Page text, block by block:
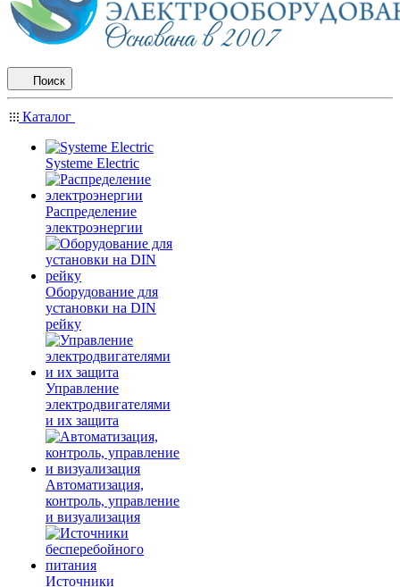
Поиск
Каталог
Systeme Electric
Распределение
электроэнергии
Оборудование для
установки на DIN
рейку
Управление
электродвигателями
и их защита
Автоматизация,
контроль, управление
и визуализация
Источники